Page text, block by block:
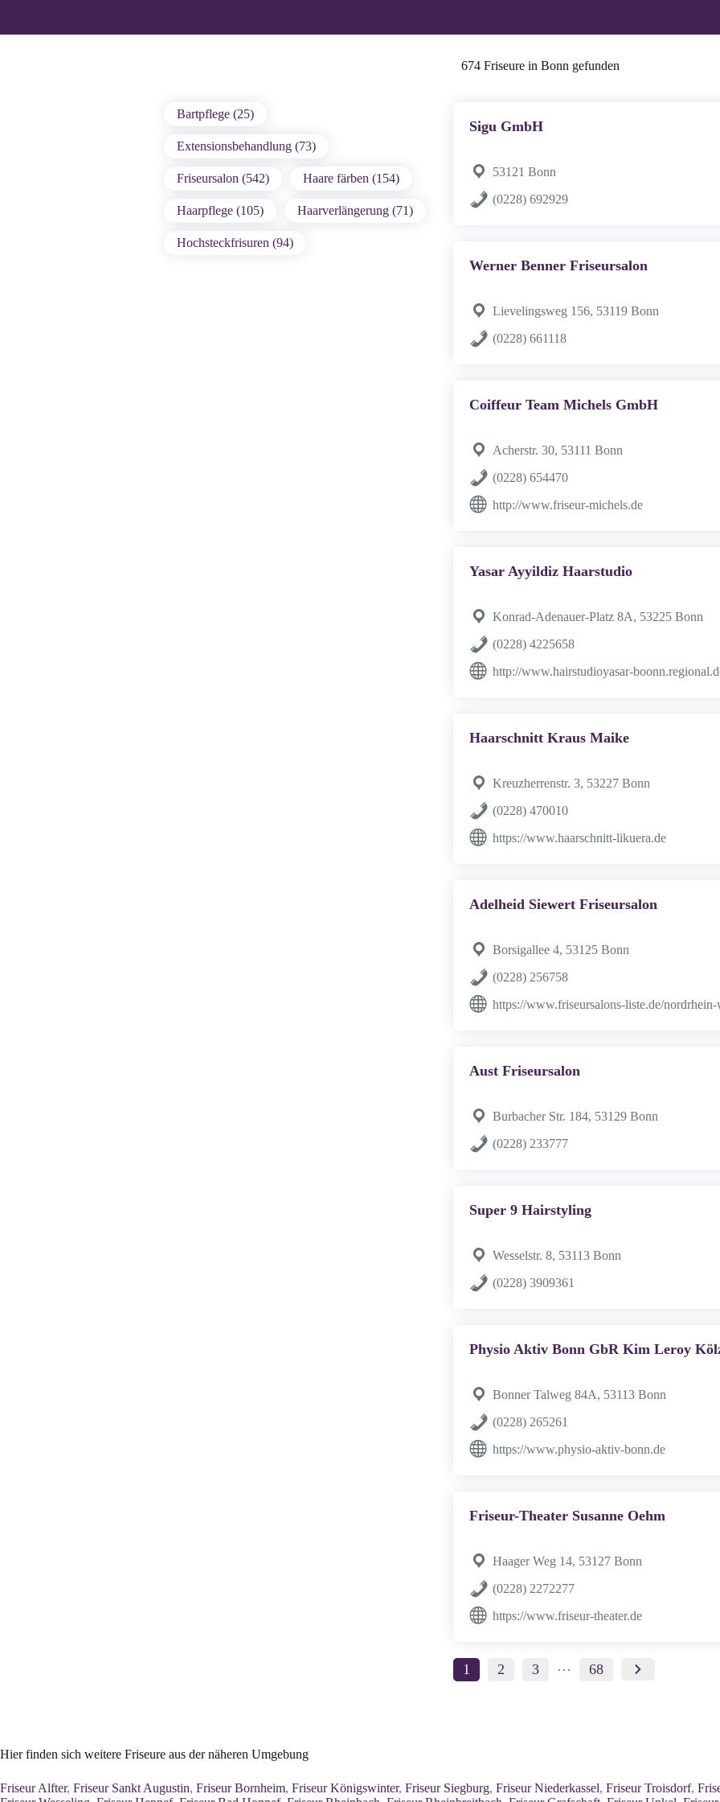
674 Friseure in Bonn gefunden
Bartpflege (25)
Extensionsbehandlung (73)
Friseursalon (542) Haare färben (154)
Haarpflege (105) Haarverlängerung (71)
Hochsteckfrisuren (94)
Sigu GmbH
53121 Bonn
(0228) 692929
Werner Benner Friseursalon
Lievelingsweg 156, 53119 Bonn
(0228) 661118
Coiffeur Team Michels GmbH
Acherstr. 30, 53111 Bonn
(0228) 654470
http://www.friseur-michels.de
Yasar Ayyildiz Haarstudio
Konrad-Adenauer-Platz 8A, 53225 Bonn
(0228) 4225658
http://www.hairstudioyasar-
Haarschnitt Kraus Maike
Kreuzherrenstr. 3, 53227 Bonn
(0228) 470010
https://www.haarschnitt-likuera.de
Adelheid Siewert Friseursalon
Borsigallee 4, 53125 Bonn
(0228) 256758
https://www.friseursalons-liste.de/
Aust Friseursalon
Burbacher Str. 184, 53129 Bonn
(0228) 233777
Super 9 Hairstyling
Wesselstr. 8, 53113 Bonn
(0228) 3909361
Physio Aktiv Bonn GbR Kim Leroy
Bonner Talweg 84A, 53113 Bonn
(0228) 265261
https://www.physio-aktiv-bonn.de
Friseur-Theater Susanne Oehm
Haager Weg 14, 53127 Bonn
(0228) 2272277
https://www.friseur-theater.de
1 2 3 … 68
Hier finden sich weitere Friseure aus der näheren Umgebung
Friseur Alfter, Friseur Sankt Augustin, Friseur Bornheim, Friseur Königswinter, Friseur Siegburg, Friseur Niederkassel, Friseur Troisdorf,